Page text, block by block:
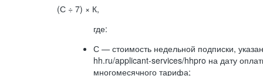
(С ÷ 7) × К,
где:
С — стоимость недельной подписки,
hh.ru/applicant-services/hhpro на дату
многомесячного тарифа;